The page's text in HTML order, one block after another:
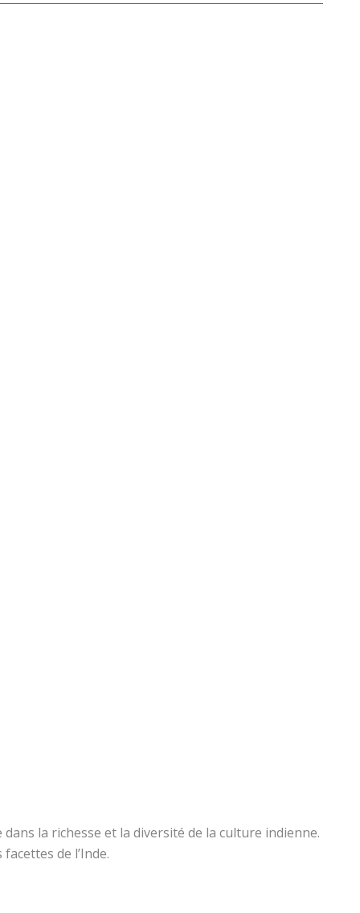
la richesse et la diversité de la culture indienne.
de l’Inde.